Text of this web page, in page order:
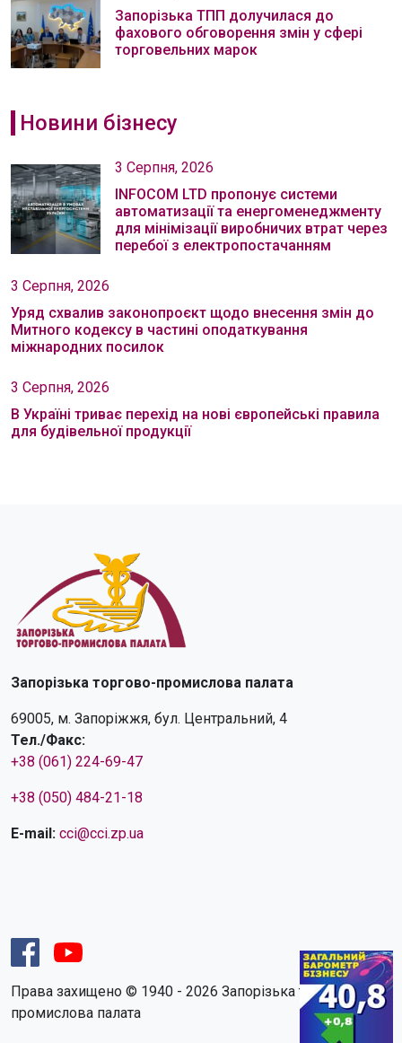
Запорізька ТПП долучилася до
фахового обговорення змін у сфері
торговельних марок
Новини бізнесу
3 Серпня, 2026
INFOCOM LTD пропонує системи
автоматизації та енергоменеджменту
для мінімізації виробничих втрат через
перебої з електропостачанням
3 Серпня, 2026
Уряд схвалив законопроєкт щодо внесення змін до
Митного кодексу в частині оподаткування
міжнародних посилок
3 Серпня, 2026
В Україні триває перехід на нові європейські правила
для будівельної продукції
Запорізька торгово-промислова палата
69005, м. Запоріжжя, бул. Центральний, 4
Тел./Факс:
+38 (061) 224-69-47
+38 (050) 484-21-18
E-mail: cci@cci.zp.ua
Права захищено © 1940 - 2026 Запорізька торгово-
промислова палата